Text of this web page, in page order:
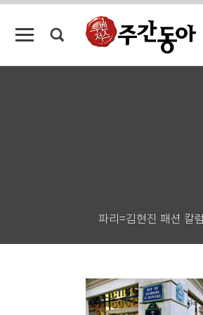
파리=김현진 패션